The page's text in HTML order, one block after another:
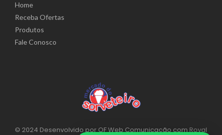
Home
Receba Ofertas
Produtos
Fale Conosco
© 2024 Desenvolvido por OF Web Comunicação comRoyal